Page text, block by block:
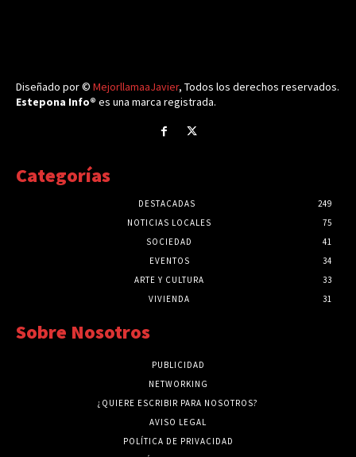
Diseñado por © MejorllamaaJavier, Todos los derechos reservados.
Estepona Info® es una marca registrada.
Categorías
DESTACADAS
249
NOTICIAS LOCALES
75
SOCIEDAD
41
EVENTOS
34
ARTE Y CULTURA
33
VIVIENDA
31
Sobre Nosotros
PUBLICIDAD
NETWORKING
¿QUIERE ESCRIBIR PARA NOSOTROS?
AVISO LEGAL
POLÍTICA DE PRIVACIDAD